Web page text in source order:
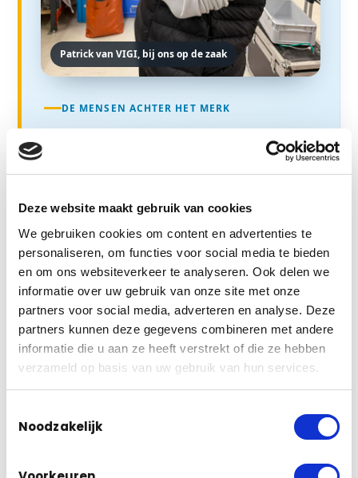
Deze website maakt gebruik van cookies
We gebruiken cookies om content en advertenties te
personaliseren, om functies voor social media te bieden
en om ons websiteverkeer te analyseren. Ook delen we
informatie over uw gebruik van onze site met onze
partners voor social media, adverteren en analyse. Deze
partners kunnen deze gegevens combineren met andere
informatie die u aan ze heeft verstrekt of die ze hebben
verzameld op basis van uw gebruik van hun services.
Noodzakelijk
Patrick van VIGI, bij ons op de zaak
DE MENSEN ACHTER HET MERK
Patrick van VIGI kwam
langs, en was onder de
indruk van ons maatwerk
Voor een lastige klus maakten we een
speciale beugel op maat , zodat een VIGI-
camera precies goed hing waar het moest.
Toen Patrick van VIGI dat zag, was hij er
oprecht van onder de indruk. Precies zo
werkt die vriendschap: geen helpdesk ver
weg, maar de mensen zelf, die gewoon bij
ons langskomen.
Die korte lijn merk je in het werk. We denken
en lossen op wat anderen laten liggen. Zit
bedenken we samen een oplossing, vaak